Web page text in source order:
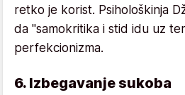
retko je korist. Psihološkinja
da "samokritika i stid idu uz
perfekcionizma.
6. Izbegavanje sukoba